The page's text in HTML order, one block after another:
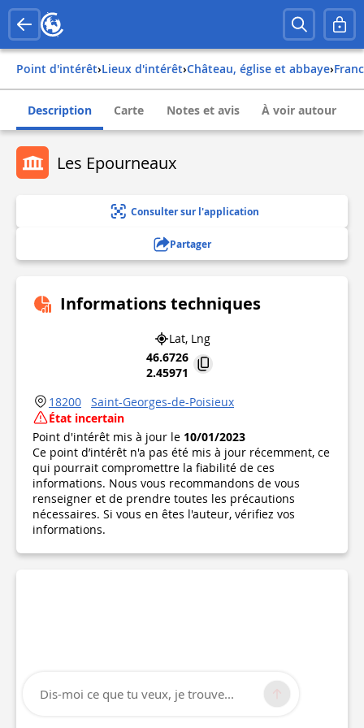
Point d'intérêt› Lieux d'intérêt› Château, église et abbaye›
Description Carte Notes et avis À voir autour
Les Epourneaux
Consulter sur l'application
Partager
Informations techniques
Lat, Lng
46.6726
2.45971
18200
Saint-Georges-de-Poisieux
État incertain
Point d'intérêt mis à jour le 10/01/2023
Ce point d’intérêt n'a pas été mis à jour récemment, ce
qui pourrait compromettre la fiabilité de ces
informations. Nous vous recommandons de vous
renseigner et de prendre toutes les précautions
nécessaires. Si vous en êtes l'auteur, vérifiez vos
informations.
Dis-moi ce que tu veux, je trouve...